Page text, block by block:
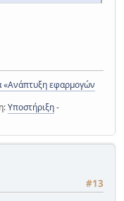
«Ανάπτυξη εφαρμογών
Υποστήριξη-
#13